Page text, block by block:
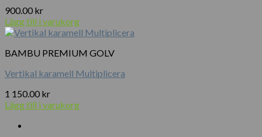
900.00 kr
Lägg till i varukorg
BAMBU PREMIUM GOLV
Vertikal karamell Multiplicera
1 150.00 kr
Lägg till i varukorg